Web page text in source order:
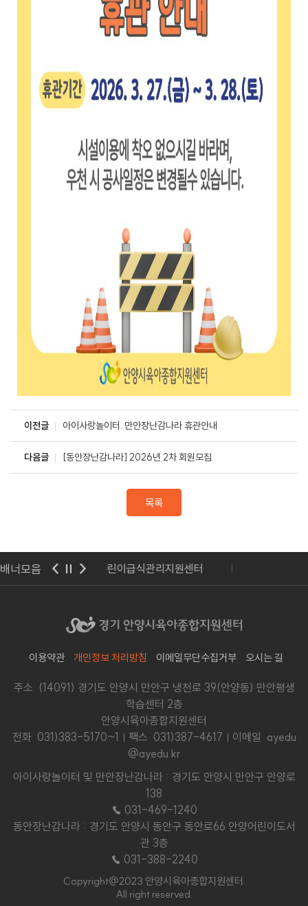
이전글 아이사랑놀이터. 만안장난감나라 휴관안내
다음글 [동안장난감나라] 2026년 2차 회원모집
목록
배너모음
식관리지원센터 안양시청
이용약관 개인정보 처리방침 이메일무단수집거부 오시는 길
주소 (14091) 경기도 안양시 만안구 냉천로 39(안양동) 만안평생
학습센터 2층
안양시육아종합지원센터
전화 031)383-5170~1 팩스 031)387-4617
이메일 ayedu
@ayedu.kr
아이사랑놀이터 및 만안장난감나라 : 경기도 안양시 만안구 안양로
138
☎ 031-469-1240
동안장난감나라 : 경기도 안양시 동안구 동안로66 안양어린이도서
관 3층
☎ 031-388-2240
Copyright@2023 안양시육아종합지원센터.
All right reserved.